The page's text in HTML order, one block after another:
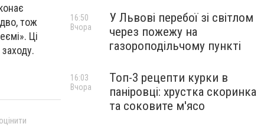
тож
Ці
У Львові перебої зі світлом
через пожежу на
газороподільчому пункті
16:50
Вчора
Топ-3 рецепти курки в
паніровці: хрустка скоринка
та соковите м'ясо
16:03
Вчора